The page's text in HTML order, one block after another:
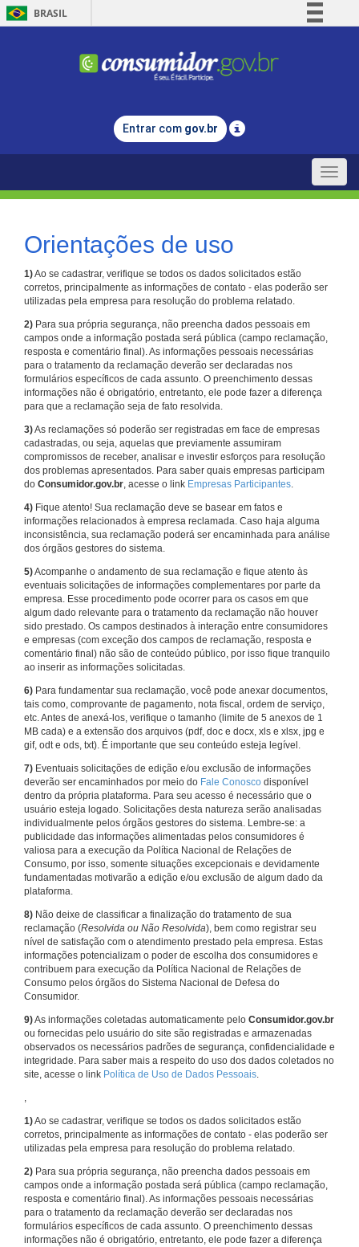
BRASIL
Comunica BR
Legislação
Entrar com gov.br
Toggle
Orientações de uso
1)Ao se cadastrar, verifique se todos os dados solicitados estão
corretos, principalmente as informações de contato - elas poderão ser
utilizadas pela empresa para resolução do problema relatado.
2) Para sua própria segurança, não preencha dados pessoais em
campos onde a informação postada será pública (campo reclamação,
resposta e comentário final). As informações pessoais necessárias
para o tratamento da reclamação deverão ser declaradas nos
formulários específicos de cada assunto. O preenchimento dessas
informações não é obrigatório, entretanto, ele pode fazer a diferença
para que a reclamação seja de fato resolvida.
3)As reclamações só poderão ser registradas em face de empresas
cadastradas, ou seja, aquelas que previamente assumiram
compromissos de receber, analisar e investir esforços para resolução
dos problemas apresentados. Para saber quais empresas participam
do Consumidor.gov.br, acesse o link Empresas Participantes.
4) Fique atento! Sua reclamação deve se basear em fatos e
informações relacionados à empresa reclamada. Caso haja alguma
inconsistência, sua reclamação poderá ser encaminhada para análise
dos órgãos gestores do sistema.
5)Acompanhe o andamento de sua reclamação e fique atento às
eventuais solicitações de informações complementares por parte da
empresa. Esse procedimento pode ocorrer para os casos em que
algum dado relevante para o tratamento da reclamação não houver
sido prestado. Os campos destinados à interação entre consumidores
e empresas (com exceção dos campos de reclamação, resposta e
comentário final) não são de conteúdo público, por isso fique tranquilo
ao inserir as informações solicitadas.
6) Para fundamentar sua reclamação, você pode anexar documentos,
tais como, comprovante de pagamento, nota fiscal, ordem de serviço,
etc. Antes de anexá-los, verifique o tamanho (limite de 5 anexos de 1
MB cada) e a extensão dos arquivos (pdf, doc e docx, xls e xlsx, jpg e
gif, odt e ods, txt). É importante que seu conteúdo esteja legível.
7) Eventuais solicitações de edição e/ou exclusão de informações
deverão ser encaminhados por meio do Fale Conosco disponível
dentro da própria plataforma. Para seu acesso é necessário que o
usuário esteja logado. Solicitações desta natureza serão analisadas
individualmente pelos órgãos gestores do sistema. Lembre-se: a
publicidade das informações alimentadas pelos consumidores é
valiosa para a execução da Política Nacional de Relações de
Consumo, por isso, somente situações excepcionais e devidamente
fundamentadas motivarão a edição e/ou exclusão de algum dado da
plataforma.
8) Não deixe de classificar a finalização do tratamento de sua
reclamação (Resolvida ou Não Resolvida), bem como registrar seu
nível de satisfação com o atendimento prestado pela empresa. Estas
informações potencializam o poder de escolha dos consumidores e
contribuem para execução da Política Nacional de Relações de
Consumo pelos órgãos do Sistema Nacional de Defesa do
Consumidor.
9)As informações coletadas automaticamente pelo Consumidor.gov.br
ou fornecidas pelo usuário do site são registradas e armazenadas
observados os necessários padrões de segurança, confidencialidade e
integridade. Para saber mais a respeito do uso dos dados coletados no
site, acesse o link Política de Uso de Dados Pessoais.
,
1)Ao se cadastrar, verifique se todos os dados solicitados estão
corretos, principalmente as informações de contato - elas poderão ser
utilizadas pela empresa para resolução do problema relatado.
2) Para sua própria segurança, não preencha dados pessoais em
campos onde a informação postada será pública (campo reclamação,
resposta e comentário final). As informações pessoais necessárias
para o tratamento da reclamação deverão ser declaradas nos
formulários específicos de cada assunto. O preenchimento dessas
informações não é obrigatório, entretanto, ele pode fazer a diferença